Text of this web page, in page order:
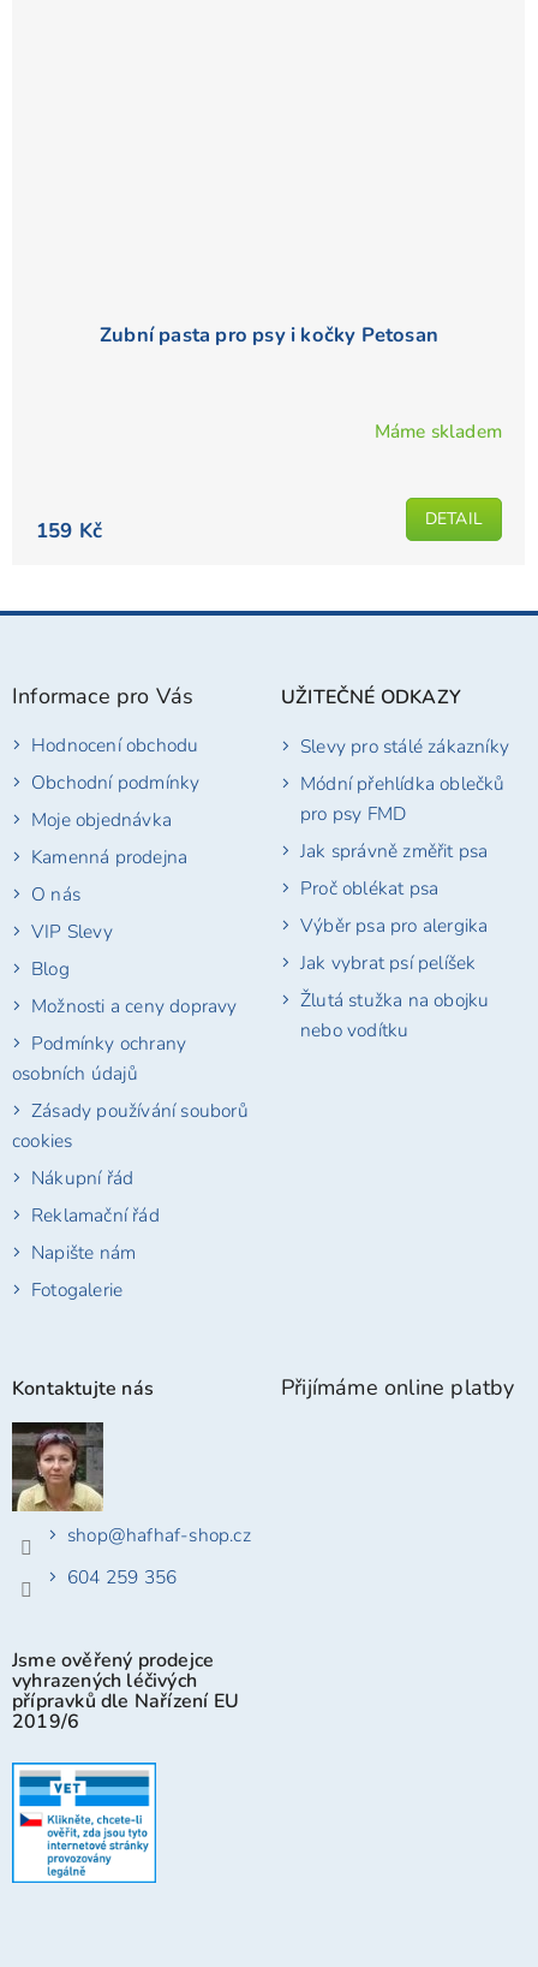
Zubní pasta pro psy i kočky Petosan
je
5
Máme skladem
159 Kč DETAIL
Z
Informace pro Vás
Hodnocení obchodu
Obchodní podmínky
Moje objednávka
Kamenná prodejna
O nás
VIP Slevy
Blog
Možnosti a ceny dopravy
Podmínky ochrany
osobních údajů
Zásady používání souborů
cookies
Nákupní řád
Reklamační řád
Napište nám
Fotogalerie
UŽITEČNÉ ODKAZY
Slevy pro stálé zákazníky
Módní přehlídka oblečků
pro psy FMD
Jak správně změřit psa
Proč oblékat psa
Výběr psa pro alergika
Jak vybrat psí pelíšek
Žlutá stužka na obojku
nebo vodítku
Kontaktujte nás
shop@hafhaf-shop.cz
604 259 356
Jsme ověřený prodejce
vyhrazených léčivých
přípravků dle Nařízení EU
2019/6
Přijímáme online platby